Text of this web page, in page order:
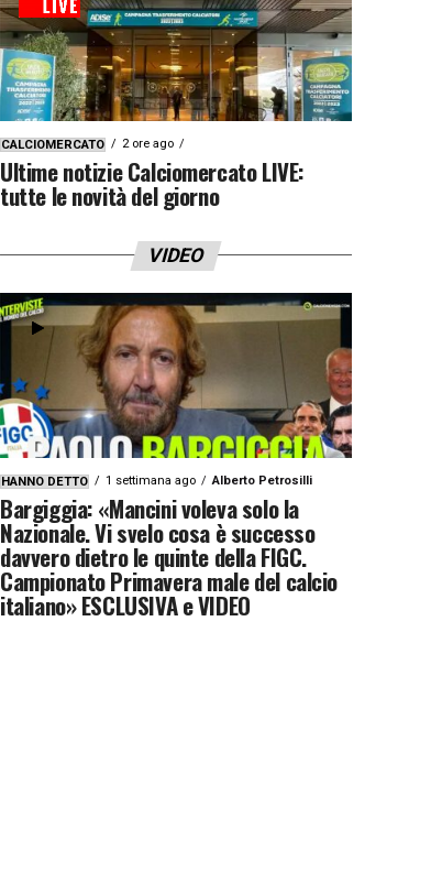
CALCIOMERCATO 2 ore ago
Ultime notizie Calciomercato LIVE:
tutte le novità del giorno
VIDEO
HANNO DETTO 1 settimana ago Alberto Petrosilli
Bargiggia: «Mancini voleva solo la
Nazionale. Vi svelo cosa è successo
davvero dietro le quinte della FIGC.
Campionato Primavera male del calcio
italiano» ESCLUSIVA e VIDEO